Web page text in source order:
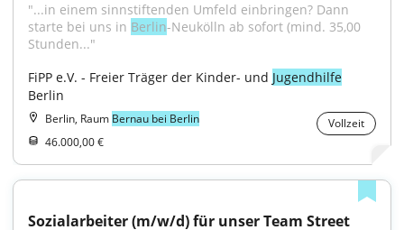
"...in einem sinnstiftenden Umfeld einbringen? Dann
starte bei uns in Berlin-Neukölln ab sofort (mind. 35,00
Stunden..."
FiPP e.V. - Freier Träger der Kinder- und Jugendhilfe
Berlin
Berlin, Raum Bernau bei Berlin
Vollzeit
46.000,00 €
Sozialarbeiter (m/w/d) für unser Team Street